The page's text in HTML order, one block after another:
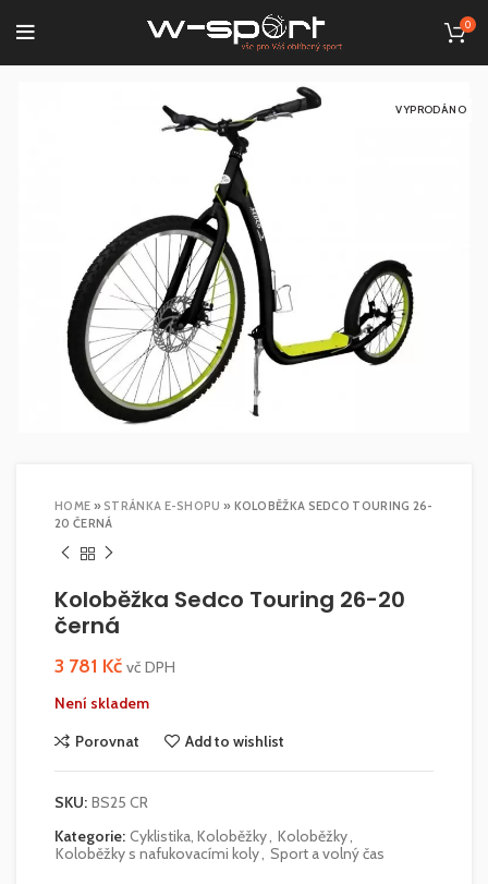
0
VYPRODÁNO
HOME » STRÁNKA E-SHOPU » KOLOBĚŽKA SEDCO TOURING 26-
20 ČERNÁ
Koloběžka Sedco Touring 26-20
černá
3 781 Kč vč DPH
Není skladem
Porovnat
Add to wishlist
SKU: BS25 CR
Kategorie: Cyklistika, Koloběžky, Koloběžky,
Koloběžky s nafukovacími koly, Sport a volný čas